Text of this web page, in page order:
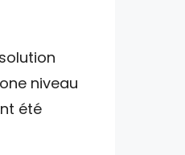
niveau
été